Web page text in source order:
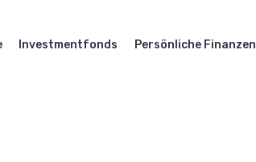
Investmentfonds Persönliche Finanzen